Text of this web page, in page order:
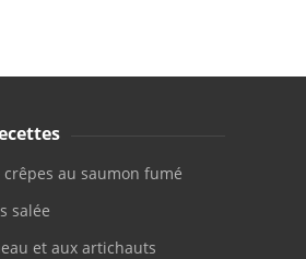
crêpes au saumon fumé
salée
et aux artichauts